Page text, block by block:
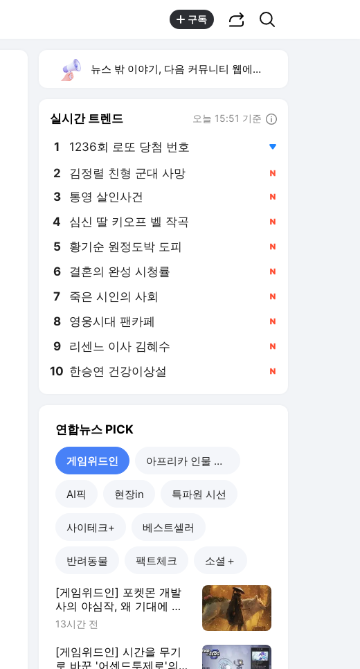
구독
뉴스 밖 이야기, 다음 커뮤니티 웹에서 보기
실시간 트렌드 오늘 15:51 기준
1 1236회 로또 당첨 번호
2 김정렬 친형 군대 사망
3 통영 살인사건
4 심신 딸 키오프 벨 작곡
5 황기순 원정도박 도피
6 결혼의 완성 시청률
7 죽은 시인의 사회
8 영웅시대 팬카페
9 리센느 이사 김혜수
10 한승연 건강이상설
연합뉴스 PICK
게임위드인 아프리카 인물 열전
AI픽 현장in 특파원 시선
사이테크+ 베스트셀러
반려동물 팩트체크 소셜＋
[게임위드인] 포켓몬 개발
사의 야심작, 왜 기대에 못
미쳤나
13시간 전
[게임위드인] 시간을 무기
로 바꾼 '어센드투제로'의